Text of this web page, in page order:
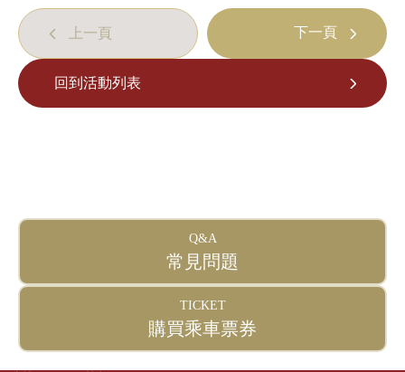
station information
各車站資訊
各車站訊息專區
tourist attractions
上一頁
回到活動列表
下一頁
Q&A
常見問題
TICKET
購買乘車票券